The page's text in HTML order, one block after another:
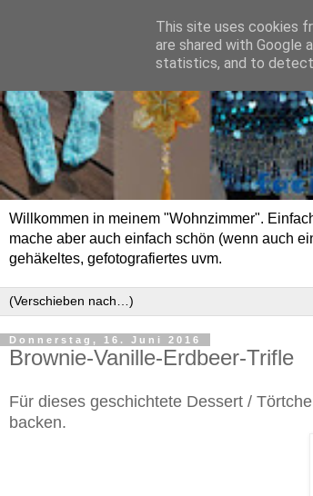
Willkommen in meinem "Wohnzimmer".
mache aber auch einfach schön (wenn auch
gehäkeltes, gefotografiertes uvm.
Donnerstag, 16. Juni 2016
Brownie-Vanille-Erdbeer-Trifle
Für dieses geschichtete Dessert /
backen.
This site uses cookies
are shared with Google
statistics, and to detect